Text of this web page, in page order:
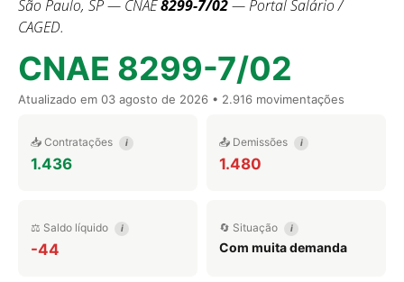
São Paulo, SP — CNAE8299-7/02— Portal Salário /
CAGED.
CNAE 8299-7/02
Atualizado em 03 agosto de 2026 • 2.916 movimentações
📥 Contratações i
1.436
📤 Demissões i
1.480
⚖️ Saldo líquido i
-44
🔄 Situação i
Com muita demanda